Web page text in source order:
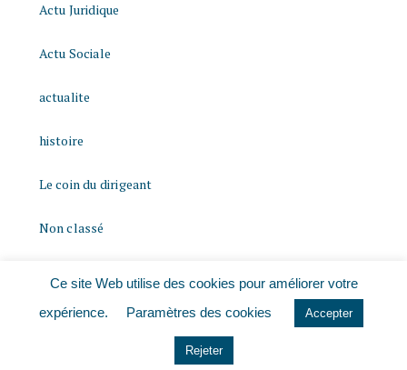
Actu Juridique
Actu Sociale
actualite
histoire
Le coin du dirigeant
Non classé
Ce site Web utilise des cookies pour améliorer votre
expérience.
Paramètres des cookies Accepter
Rejeter